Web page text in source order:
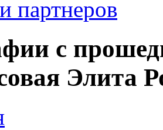
партнеров
с
Элита